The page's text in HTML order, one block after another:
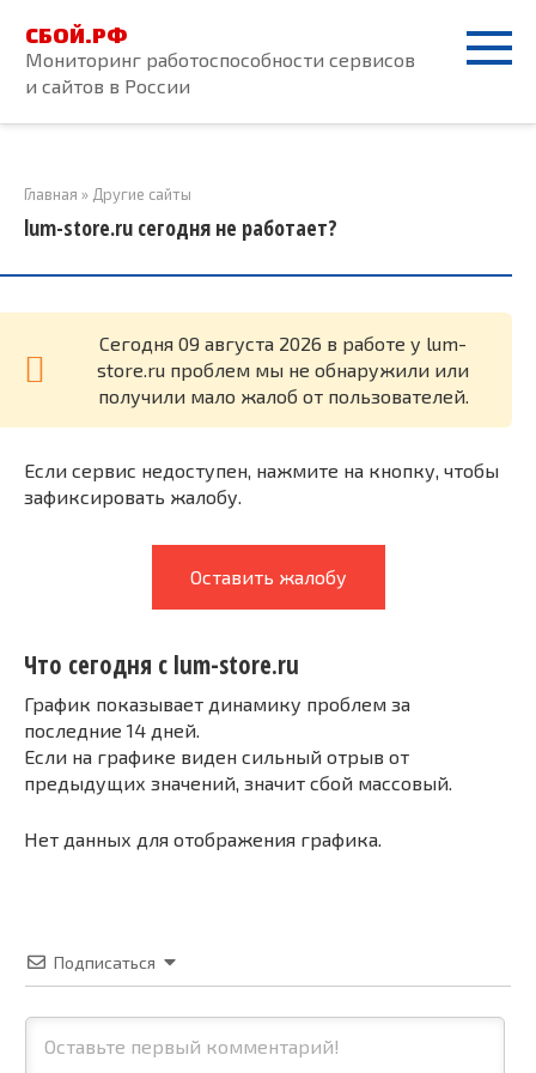
контенту
СБОЙ.РФ
Мониторинг работоспособности сервисов
и сайтов в России
Главная » Другие сайты
lum-store.ru сегодня не работает?
Cегодня 09 августа 2026 в работе у lum-
store.ru проблем мы не обнаружили или
получили мало жалоб от пользователей.
Если сервис недоступен, нажмите на кнопку, чтобы
зафиксировать жалобу.
Оставить жалобу
Что сегодня с lum-store.ru
График показывает динамику проблем за
последние 14 дней.
Если на графике виден сильный отрыв от
предыдущих значений, значит сбой массовый.
Нет данных для отображения графика.
Подписаться